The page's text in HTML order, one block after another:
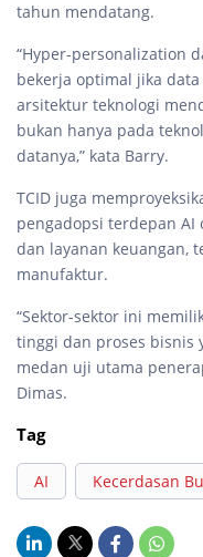
tahun mendatang.
“Hyper-personalization
bekerja optimal jika
arsitektur teknologi
bukan hanya pada
datanya,” kata Barry.
TCID juga
pengadopsi terdepan
dan layanan keuangan,
manufaktur.
“Sektor-sektor ini
tinggi dan proses bisnis
medan uji utama
Dimas.
Tag
AI Kecerdasan